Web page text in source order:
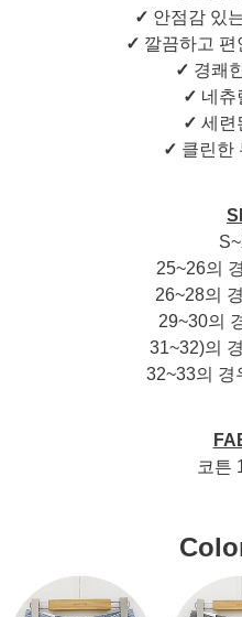
✓ 안점감 있
✓ 깔끔하고 편
✓ 경쾌
✓ 네츄
✓ 세련
✓ 클린한
25~26의
26~28의
29~30의
31~32)의
32~33의 경
코튼